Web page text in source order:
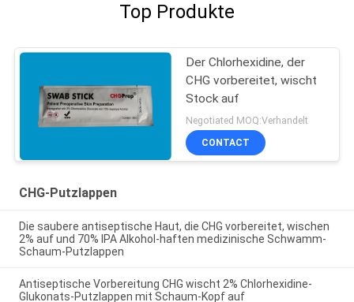
Top Produkte
Der Chlorhexidine, der
CHG vorbereitet, wischt
Stock auf
Negotiated MOQ:Verhandelt
CONTACT
CHG-Putzlappen
Die saubere antiseptische Haut, die CHG vorbereitet, wischen
2% auf und 70% IPA Alkohol-haften medizinische Schwamm-
Schaum-Putzlappen
Antiseptische Vorbereitung CHG wischt 2% Chlorhexidine-
Glukonats-Putzlappen mit Schaum-Kopf auf